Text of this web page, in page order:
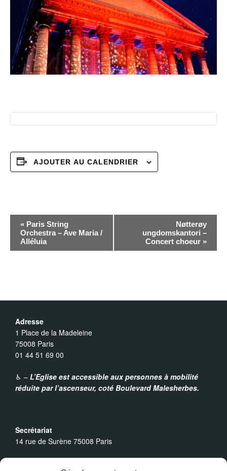
AJOUTER AU CALENDRIER
a
i
g
« Paris String
Orchestra – Ave Maria /
Alléluia
Nøtterøy
ungdomskantori –
Concert choeur »
Adresse
1 Place de la Madeleine
75008 Paris
01 44 51 69 00
♿︎ – L’Eglise est accessible aux personnes à mobilité
réduite par l’ascenseur, coté Boulevard Malesherbes.
Secrétariat
14 rue de Surène 75008 Paris